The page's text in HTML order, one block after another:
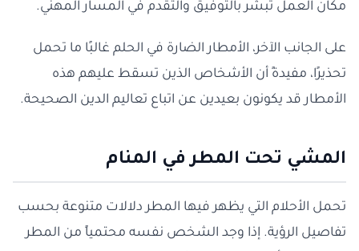
مكان العمل تبشر بالتوفيق والتقدم في المسار المهني.
على الجانب الآخر، الأمطار الضارة في الحلم غالبًا ما تحمل
تحذيرًا، مفيدةً أن الأشخاص الذين تسقط عليهم هذه
الأمطار قد يكونون بعيدين عن اتباع تعاليم الدين الصحيحة.
المشي تحت المطر في المنام
تحمل الأحلام التي يظهر فيها المطر دلالات متنوعة بحسب
تفاصيل الرؤية. إذا وجد الشخص نفسه محتمياً من المطر